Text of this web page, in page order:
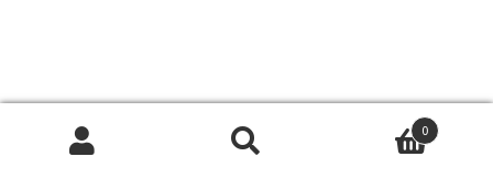
Pesquisar
Pesquisar
0